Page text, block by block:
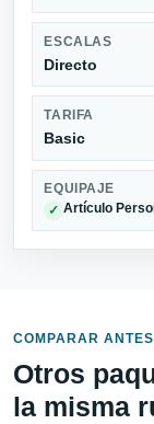
ESCALAS
Directo
TARIFA
Basic
EQUIPAJE
✓ Artículo
COMPARAR
Otros
la misma